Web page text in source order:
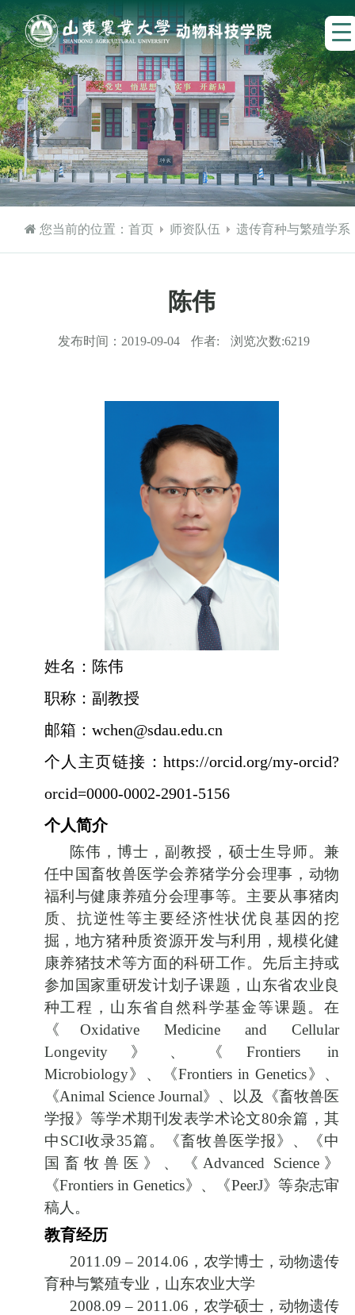
您当前的位置：首页 师资队伍 遗传育种与繁殖学系
陈伟
发布时间： 2019-09-04 作者: 浏览次数:6219
姓名：陈伟
职称：副教授
邮箱： wchen@sdau.edu.cn
个人主页链接：https://orcid.org/my-orcid?
orcid=0000-0002-2901-5156
个人简介
陈伟，博士，副教授，硕士生导师。兼
任中国畜牧兽医学会养猪学分会理事，动物
福利与健康养殖分会理事等。主要从事猪肉
质、抗逆性等主要经济性状优良基因的挖
掘，地方猪种质资源开发与利用，规模化健
康养猪技术等方面的科研工作。先后主持或
参加国家重研发计划子课题，山东省农业良
种工程，山东省自然科学基金等课题。在
《 Oxidative Medicine and Cellular
Longevity》、《 Frontiers in
Microbiology》、《Frontiers in Genetics》、
《Animal Science Journal》、以及《畜牧兽医
学报》等学术期刊发表学术论文80余篇，其
中SCI收录35篇。《畜牧兽医学报》、《中
国畜牧兽医》、《 Advanced Science 》
《Frontiers in Genetics》、《PeerJ》等杂志审
稿人。
教育经历
2011.09 – 2014.06 ，农学博士，动物遗传
育种与繁殖专业，山东农业大学
2008.09 – 2011.06 ，农学硕士，动物遗传